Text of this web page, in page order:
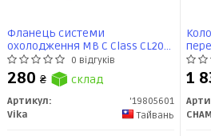
Фланець системи
охолодження MB C Class CL203,
S203, S204, W203, W204/CLC
CL203/CLK A209, C209/E Class
S211, W211/SLK R171 (01-14)
(19805601) VIKA
0 відгуків
280 ₴ склад
Артикул:
'19805601
Vika
Тайвань
1